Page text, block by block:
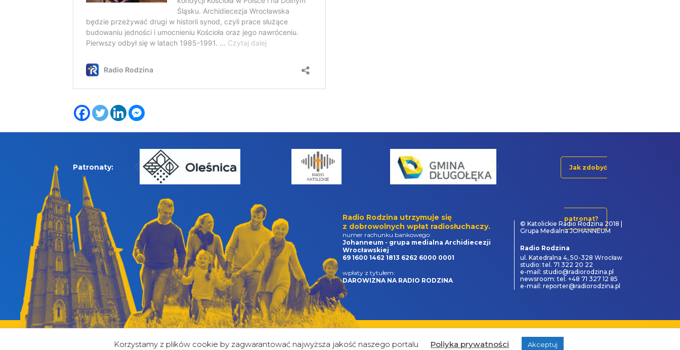
Patronaty: Jak zdobyć
patronat?
Radio Rodzina utrzymuje się
z dobrowolnych wpłat radiosłuchaczy.
numer rachunku bankowego:
Johanneum - grupa medialna Archidiecezji
Wrocławskiej
69 1600 1462 1813 6262 6000 0001
wpłaty z tytułem:
DAROWIZNA NA RADIO RODZINA
© Katolickie Radio Rodzina 2018 |
Grupa Medialna JOHANNEUM
Radio Rodzina
ul. Katedralna 4, 50-328 Wrocław
studio: tel. 71 322 20 22
e-mail: studio@radiorodzina.pl
newsroom: tel. +48 71 327 12 85
e-mail: reporter@radiorodzina.pl
powered by
Korzystamy z plików cookie by zagwarantować najwyższa jakość naszego portalu Poliyka prywatności Akceptuj